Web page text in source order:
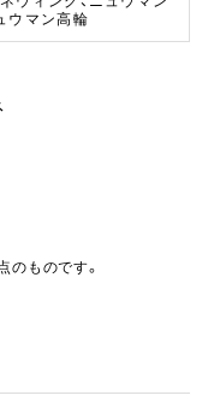
ウマン高輪
ものです。